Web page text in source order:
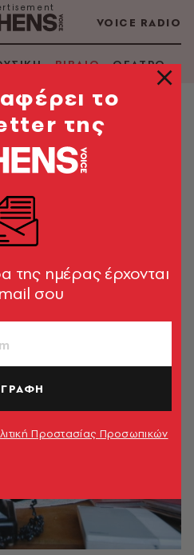
VOICE RADIO
ΒΙΒΛΙΟ ΘΕΑΤΡΟ -
γιατί
δρόμο»:
του
λογοτέχνη
το
της
της ημέρας έρχονται
σου
Προστασίας Προσωπικών